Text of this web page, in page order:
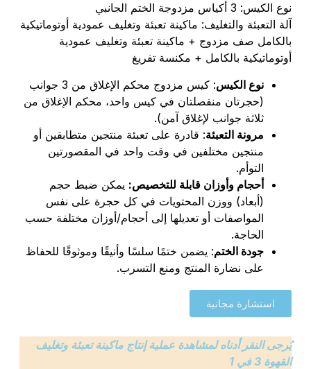
نوع الكيس: 3 أكياس مزدوجة الختم الجانبي
آلة التعبئة والتغليف: ماكينة تعبئة وتغليف عمودية أوتوماتيكية
بالكامل صف مزدوج + ماكينة تعبئة وتغليف عمودية
أوتوماتيكية بالكامل + مكنسة تفريغ
نوع الكيس
: كيس مزدوج محكم الإغلاق من 3 جوانب
(حجرتان منفصلتان في كيس واحد، محكم الإغلاق من
ثلاثة جوانب لإغلاق آمن).
مرونة التعبئة: قادرة على تعبئة منتجين متطابقين أو
منتجين مختلفين في وقت واحد في المقصورتين
التوأم.
أحجام وأوزان قابلة للتخصيص: يمكن ضبط حجم
(أبعاد) ووزن المحتويات في كل حجرة على نفس
المواصفات أو تعديلها إلى أحجام/أوزان مختلفة حسب
الحاجة.
جودة الختم: يضمن ختمًا سلسًا وأنيقًا وموثوقًا للحفاظ
على نضارة المنتج ومنع التسرب.
استشارة مجانية
يُرجى النقر أدناه لمشاهدة عملية إنتاج ماكينة تعبئة وتغليف
القهوة 3 في 1